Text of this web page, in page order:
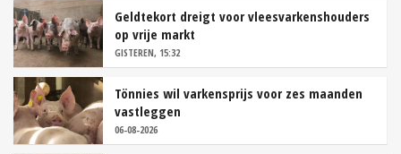
Geldtekort dreigt voor vleesvarkenshouders
op vrije markt
GISTEREN, 15:32
Tönnies wil varkensprijs voor zes maanden
vastleggen
06-08-2026